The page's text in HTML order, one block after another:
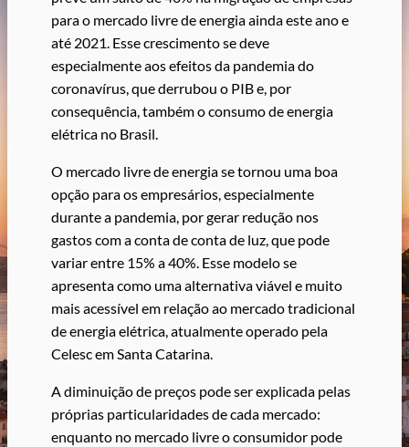
para o mercado livre de energia ainda este ano e
até 2021. Esse crescimento se deve
especialmente aos efeitos da pandemia do
coronavírus, que derrubou o PIB e, por
consequência, também o consumo de energia
elétrica no Brasil.
O mercado livre de energia se tornou uma boa
opção para os empresários, especialmente
durante a pandemia, por gerar redução nos
gastos com a conta de conta de luz, que pode
variar entre 15% a 40%. Esse modelo se
apresenta como uma alternativa viável e muito
mais acessível em relação ao mercado tradicional
de energia elétrica, atualmente operado pela
Celesc em Santa Catarina.
A diminuição de preços pode ser explicada pelas
próprias particularidades de cada mercado:
enquanto no mercado livre o consumidor pode